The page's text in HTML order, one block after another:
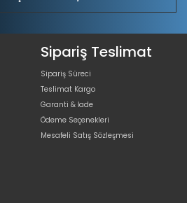
Sipariş Teslimat
Sipariş Süreci
Teslimat Kargo
Garanti & İade
Ödeme Seçenekleri
Mesafeli Satış Sözleşmesi